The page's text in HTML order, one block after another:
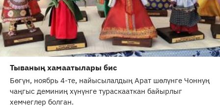
Тываның хамаатылары бис
Бөгүн, ноябрь 4-те, найысылалдың Арат шөлүнге Чоннуң
чаңгыс деминиң хүнүнге тураскааткан байырлыг
хемчеглер болган.